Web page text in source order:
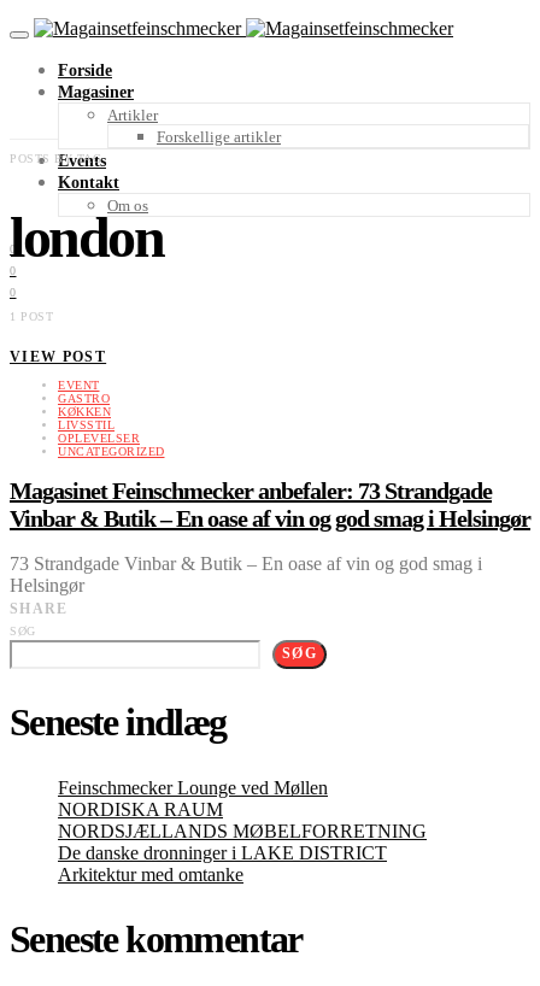
Forside
Magasiner
Artikler
Forskellige artikler
Events
Kontakt
Om os
0
0
0
POSTS BY TAG
london
1 POST
VIEW POST
EVENT
GASTRO
KØKKEN
LIVSSTIL
OPLEVELSER
UNCATEGORIZED
Magasinet Feinschmecker anbefaler: 73 Strandgade
Vinbar & Butik – En oase af vin og god smag i Helsingør
73 Strandgade Vinbar & Butik – En oase af vin og god smag i
Helsingør
SHARE
SØG
SØG
Seneste indlæg
Feinschmecker Lounge ved Møllen
NORDISKA RAUM
NORDSJÆLLANDS MØBELFORRETNING
De danske dronninger i LAKE DISTRICT
Arkitektur med omtanke
Seneste kommentar